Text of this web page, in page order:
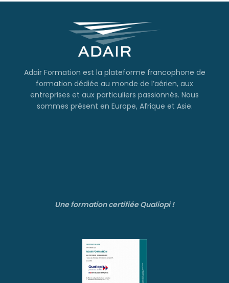
Adair Formation est la plateforme francophone de
formation dédiée au monde de l’aérien, aux
entreprises et aux particuliers passionnés. Nous
sommes présent en Europe, Afrique et Asie.
Une formation certifiée Qualiopi !